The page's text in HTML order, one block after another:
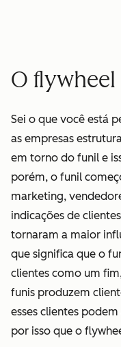
O
Sei o que você está
as empresas
em torno do funil e
porém, o funil
marketing,
indicações de
tornaram a maior
que significa que o
clientes como um
funis produzem
esses clientes
por isso que o